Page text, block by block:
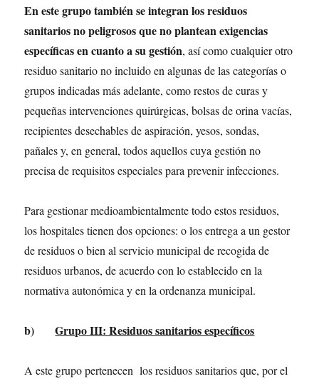
En este grupo también se integran los residuos
sanitarios no peligrosos que no plantean exigencias
específicas en cuanto a su gestión, así como cualquier otro
residuo sanitario no incluido en algunas de las categorías o
grupos indicadas más adelante, como restos de curas y
pequeñas intervenciones quirúrgicas, bolsas de orina vacías,
recipientes desechables de aspiración, yesos, sondas,
pañales y, en general, todos aquellos cuya gestión no
precisa de requisitos especiales para prevenir infecciones.
Para gestionar medioambientalmente todo estos residuos,
los hospitales tienen dos opciones: o los entrega a un gestor
de residuos o bien al servicio municipal de recogida de
residuos urbanos, de acuerdo con lo establecido en la
normativa autonómica y en la ordenanza municipal.
b)Grupo III: Residuos sanitarios específicos
A este grupo pertenecen los residuos sanitarios que, por el